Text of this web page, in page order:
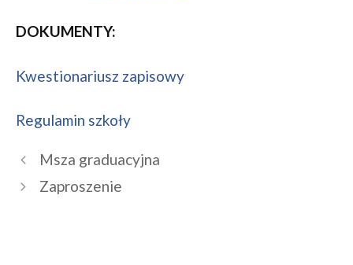
DOKUMENTY:
Kwestionariusz zapisowy
Regulamin szkoły
Msza graduacyjna
Zaproszenie